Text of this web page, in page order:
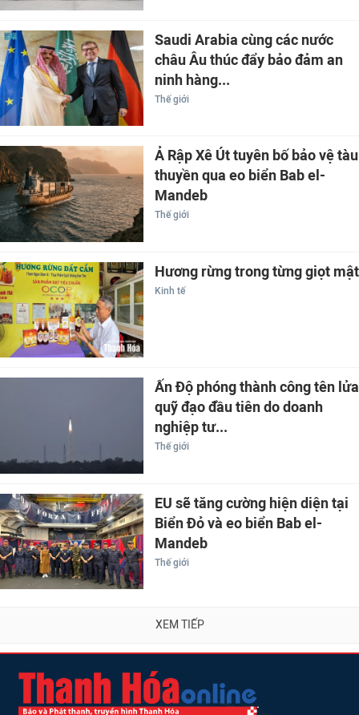
Saudi Arabia cùng các nước
châu Âu thúc đẩy bảo đảm an
ninh hàng...
Thế giới
Ả Rập Xê Út tuyên bố bảo vệ tàu
thuyền qua eo biển Bab el-
Mandeb
Thế giới
Hương rừng trong từng giọt mật
Kinh tế
Ấn Độ phóng thành công tên lửa
quỹ đạo đầu tiên do doanh
nghiệp tư...
Thế giới
EU sẽ tăng cường hiện diện tại
Biển Đỏ và eo biển Bab el-
Mandeb
Thế giới
XEM TIẾP